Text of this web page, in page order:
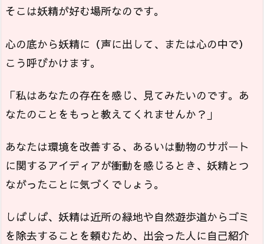
そこは妖精が好む場所なのです。
心の底から妖精に（声に出して、または心の中で）
こう呼びかけます。
「私はあなたの存在を感じ、見てみたいのです。あ
なたのことをもっと教えてくれませんか？」
あなたは環境を改善する、あるいは動物のサポート
に関するアイディアが衝動を感じるとき、妖精とつ
ながったことに気づくでしょう。
しばしば、妖精は近所の緑地や自然遊歩道からゴミ
を除去することを頼むため、出会った人に自己紹介